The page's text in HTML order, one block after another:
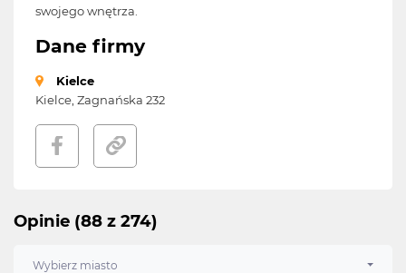
Opinie (88 z 274)
Wybierz miasto
swojego wnętrza.
Dane firmy
Kielce
Kielce, Zagnańska 232